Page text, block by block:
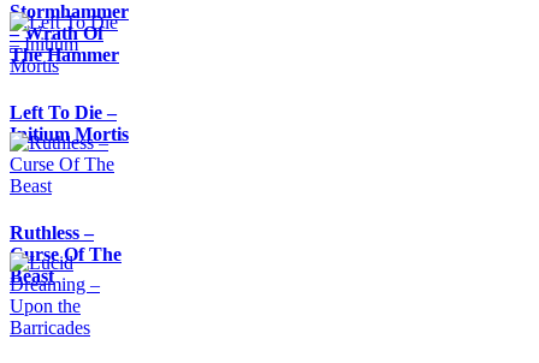
Stormhammer
– Wrath Of
The Hammer
Left To Die –
Initium Mortis
Ruthless –
Curse Of The
Beast